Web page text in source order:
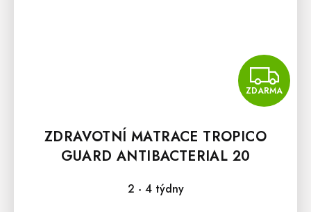
ZDARMA
ZDRAVOTNÍ MATRACE TROPICO
GUARD ANTIBACTERIAL 20
2 - 4 týdny